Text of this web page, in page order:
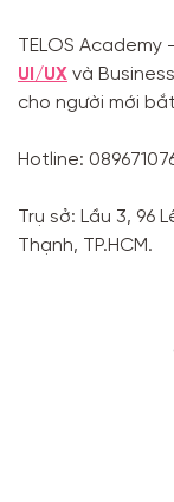
TELOS Academy
UI/UX và
cho người mới
Hotline:
Trụ sở: Lầu 3, 96
Thạnh, TP.HCM.